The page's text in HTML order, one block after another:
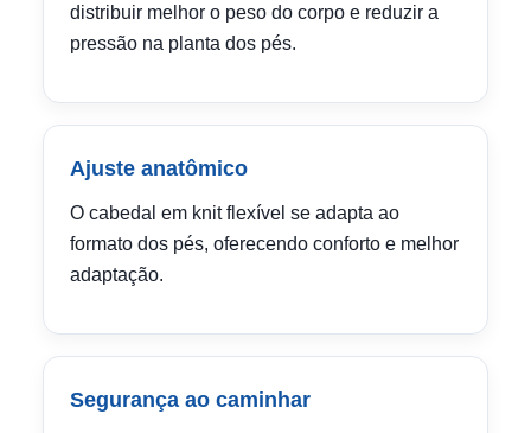
distribuir melhor o peso do corpo e reduzir a
pressão na planta dos pés.
Ajuste anatômico
O cabedal em knit flexível se adapta ao
formato dos pés, oferecendo conforto e melhor
adaptação.
Segurança ao caminhar